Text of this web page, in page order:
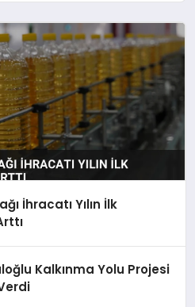
İhracatı Yılın İlk
Kalkınma Yolu Projesi